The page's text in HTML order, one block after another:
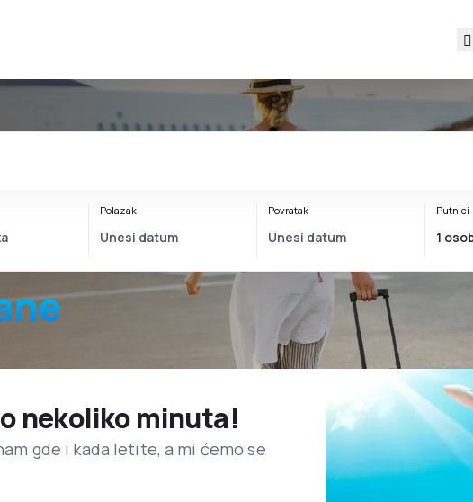
Polazak Povratak Putnici
nekoliko minuta!
gde i kada letite, a mi ćemo se